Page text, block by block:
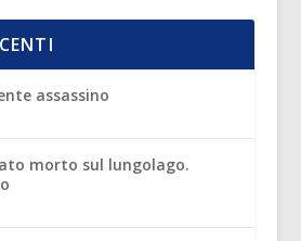
assassino
morto sul lungolago.